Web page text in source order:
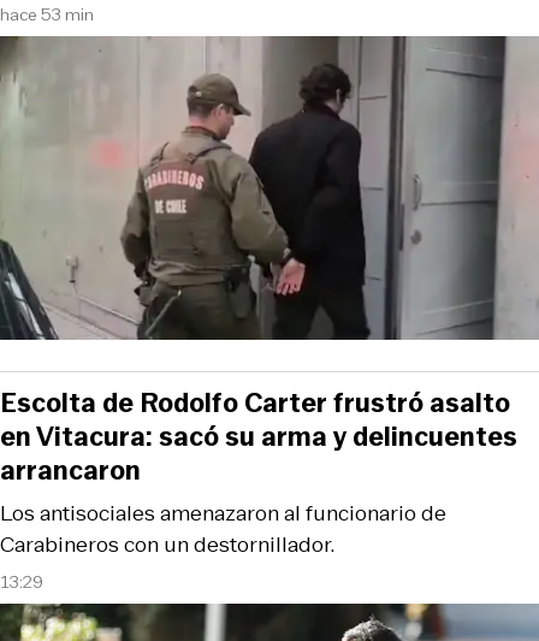
hace 53 min
13:29
Los antisociales amenazaron al funcionario de
Carabineros con un destornillador.
Escolta de Rodolfo Carter frustró asalto
en Vitacura: sacó su arma y delincuentes
arrancaron